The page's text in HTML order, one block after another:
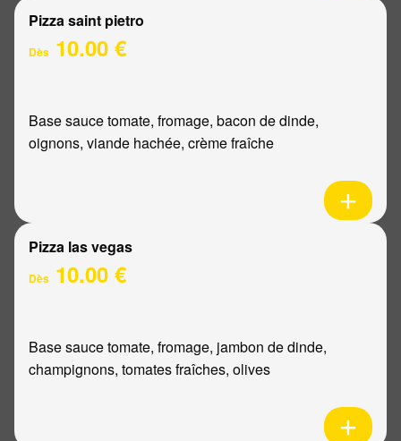
Pizza saint pietro
Dès 10.00 €
Base sauce tomate, fromage, bacon de dinde,
oignons, viande hachée, crème fraîche
Pizza las vegas
Dès 10.00 €
Base sauce tomate, fromage, jambon de dinde,
champignons, tomates fraîches, olives